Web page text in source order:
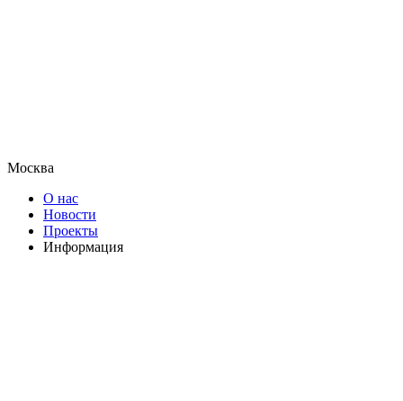
Москва
О нас
Новости
Проекты
Информация